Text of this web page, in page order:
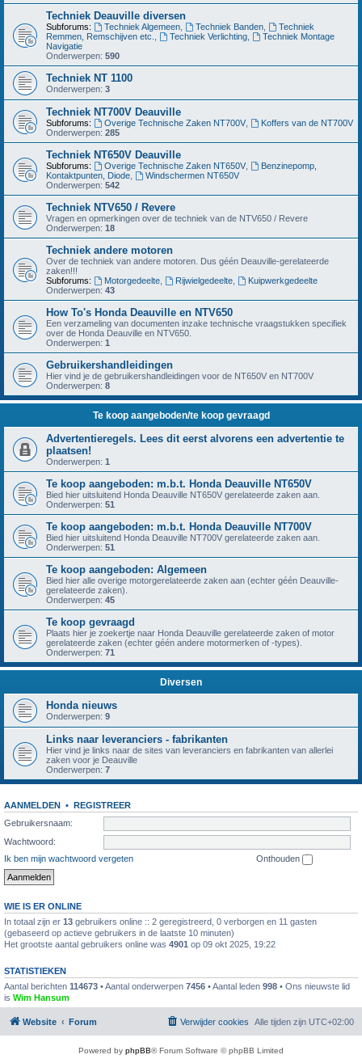
Techniek Deauville diversen
Subforums: Techniek Algemeen, Techniek Banden,
Techniek
Remmen, Remschijven etc.
Techniek Verlichting,
Techniek Montage
Navigatie
Onderwerpen: 590
Techniek NT 1100
Onderwerpen: 3
Techniek NT700V Deauville
Subforums: Overige Technische Zaken NT700V,
Koffers van de NT700V
Onderwerpen: 285
Techniek NT650V Deauville
Subforums: Overige Technische Zaken NT650V,
Benzinepomp,
Kontaktpunten, Diode
Windschermen NT650V
Onderwerpen: 542
Techniek NTV650 / Revere
Vragen en opmerkingen over de techniek van de NTV650 / Revere
Onderwerpen: 18
Techniek andere motoren
Over de techniek van andere motoren. Dus géén Deauville-gerelateerde
zaken!!!
Subforums:
Motorgedeelte, Rijwielgedeelte,
Kuipwerkgedeelte
Onderwerpen: 43
How To's Honda Deauville en NTV650
Een verzameling van documenten inzake technische vraagstukken specifiek
over de Honda Deauville en NTV650.
Onderwerpen: 1
Gebruikershandleidingen
Hier vind je de gebruikershandleidingen voor de NT650V en NT700V
Onderwerpen: 8
Te koop aangeboden/te koop gevraagd
Advertentieregels. Lees dit eerst alvorens een advertentie te
plaatsen!
Onderwerpen: 1
Te koop aangeboden: m.b.t. Honda Deauville NT650V
Bied hier uitsluitend Honda Deauville NT650V gerelateerde zaken aan.
Onderwerpen: 51
Te koop aangeboden: m.b.t. Honda Deauville NT700V
Bied hier uitsluitend Honda Deauville NT700V gerelateerde zaken aan.
Onderwerpen: 51
Te koop aangeboden: Algemeen
Bied hier alle overige motorgerelateerde zaken aan (echter géén Deauville-
gerelateerde zaken).
Onderwerpen: 45
Te koop gevraagd
Plaats hier je zoekertje naar Honda Deauville gerelateerde zaken of motor
gerelateerde zaken (echter géén andere motormerken of -types).
Onderwerpen: 71
Diversen
Honda nieuws
Onderwerpen: 9
Links naar leveranciers - fabrikanten
Hier vind je links naar de sites van leveranciers en fabrikanten van allerlei
zaken voor je Deauville
Onderwerpen: 7
AANMELDEN • REGISTREER
Gebruikersnaam:
Wachtwoord:
Ik ben mijn wachtwoord vergeten
Onthouden
WIE IS ER ONLINE
In totaal zijn er 13 gebruikers online :: 2 geregistreerd, 0 verborgen en 11 gasten
(gebaseerd op actieve gebruikers in de laatste 10 minuten)
Het grootste aantal gebruikers online was 4901 op 09 okt 2025, 19:22
STATISTIEKEN
Aantal berichten 114673 • Aantal onderwerpen 7456 • Aantal leden 998 • Ons nieuwste lid
is Wim Hansum
Website Forum Alle tijden zijn UTC+02:00
Verwijder cookies
Powered by phpBB® Forum Software © phpBB Limited